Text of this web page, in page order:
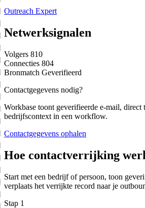
Outreach Expert
Netwerksignalen
Volgers 810
Connecties 804
Bronmatch Geverifieerd
Contactgegevens nodig?
Workbase toont geverifieerde e-mail, direct
bedrijfscontext in een workflow.
Contactgegevens ophalen
Hoe contactverrijking
Start met een bedrijf of persoon, toon
verplaats het verrijkte record naar je
Stap 1